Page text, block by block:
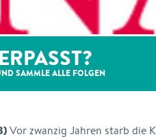
SAMMLE ALLE FOLGEN
Vor zwanzig Jahren starb die